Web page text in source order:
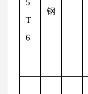
5
T
6
钢